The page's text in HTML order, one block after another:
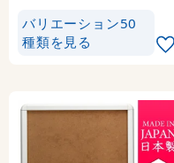
バリエーション50
種類を見る